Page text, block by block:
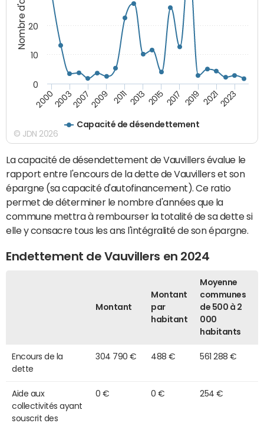
Capacité de désendettement
2000200320072009 2011 2013 2015 2017 2019 20212023
0
10
20
© JDN 2026
La capacité de désendettement de Vauvillers évalue le
rapport entre l'encours de la dette de Vauvillers et son
épargne (sa capacité d'autofinancement). Ce ratio
permet de déterminer le nombre d'années que la
commune mettra à rembourser la totalité de sa dette si
elle y consacre tous les ans l'intégralité de son épargne.
Endettement de Vauvillers en 2024
Montant
Montant
par
habitant
Moyenne
communes
de 500 à 2
000
habitants
Encours de la
dette
304 790 € 488 € 561 288 €
Aide aux
collectivités ayant
souscrit des
0 € 0 € 254 €